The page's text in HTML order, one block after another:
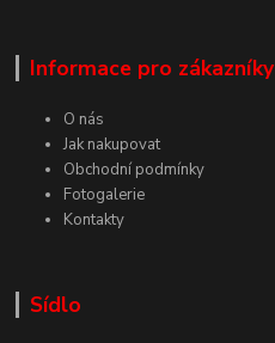
Informace pro zákazníky
O nás
Jak nakupovat
Obchodní podmínky
Fotogalerie
Kontakty
Sídlo